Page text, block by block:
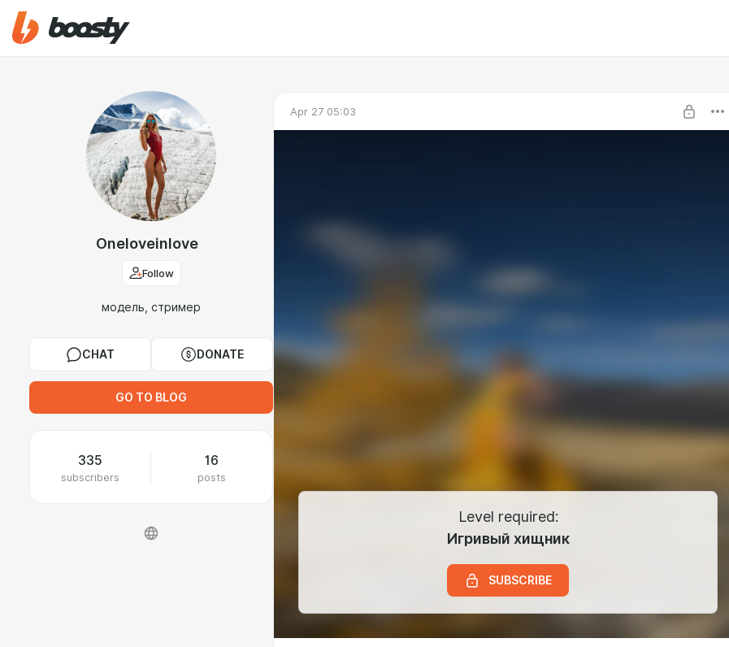
Oneloveinlove
Follow
модель, стример
CHAT DONATE
GO TO BLOG
335
subscribers
16
posts
Apr 27 05:03
Level required:
Игривый хищник
SUBSCRIBE